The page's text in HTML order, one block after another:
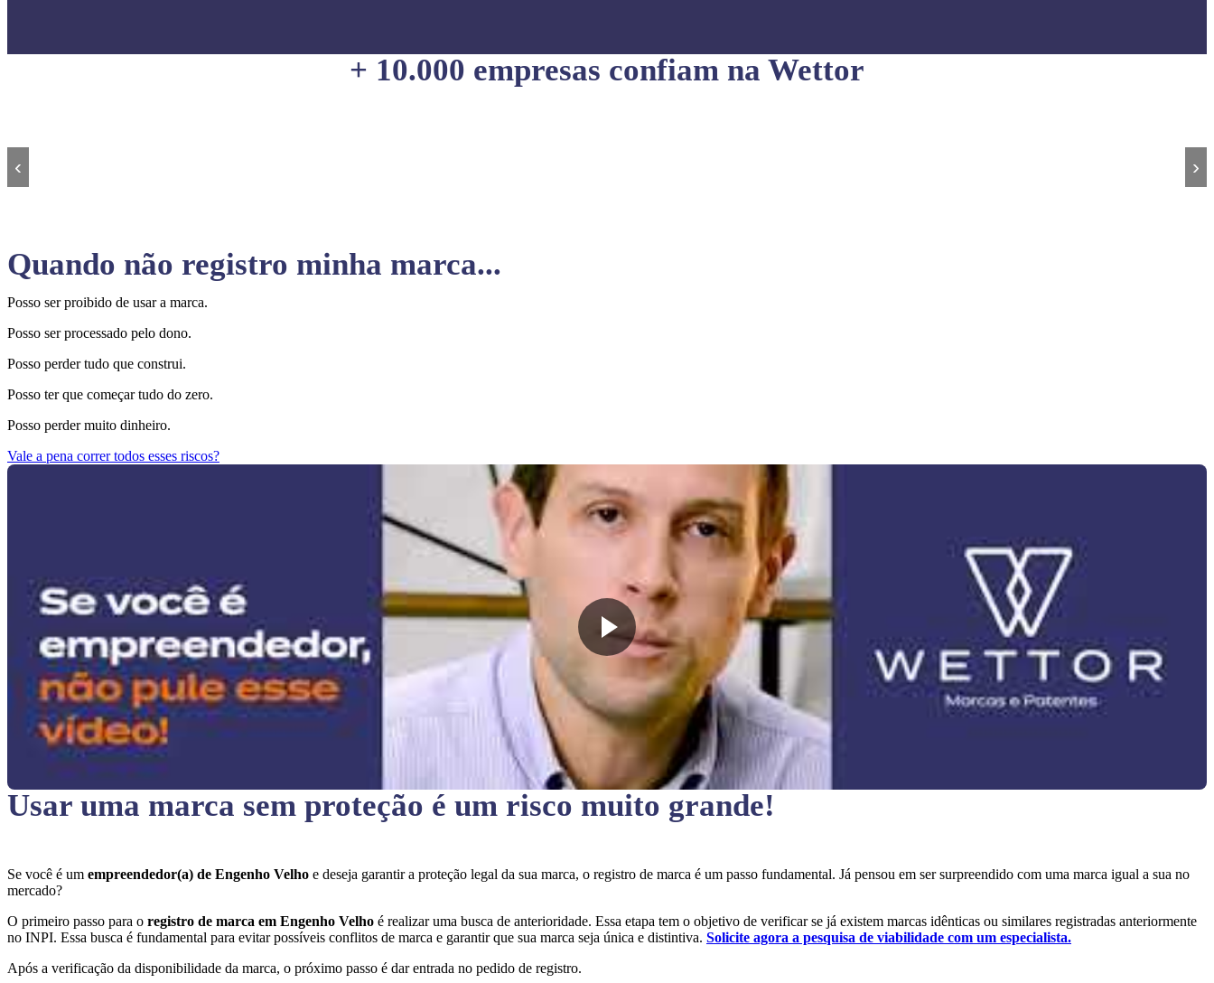
+ 10.000 empresas confiam na Wettor
‹ ›
Quando não registro minha marca...
Posso ser proibido de usar a marca.
Posso ser processado pelo dono.
Posso perder tudo que construi.
Posso ter que começar tudo do zero.
Posso perder muito dinheiro.
Vale a pena correr todos esses riscos?
Usar uma marca sem proteção é um risco muito grande!
Se você é um empreendedor(a) de Engenho Velho e deseja garantir a proteção legal da sua marca, o registro de marca é um passo fundamental. Já pensou em ser surpreendido com uma marca igual a sua no
mercado?
O primeiro passo para o registro de marca em Engenho Velho é realizar uma busca de anterioridade. Essa etapa tem o objetivo de verificar se já existem marcas idênticas ou similares registradas anteriormente
no INPI. Essa busca é fundamental para evitar possíveis conflitos de marca e garantir que sua marca seja única e distintiva. Solicite agora a pesquisa de viabilidade com um especialista.
Após a verificação da disponibilidade da marca, o próximo passo é dar entrada no pedido de registro.